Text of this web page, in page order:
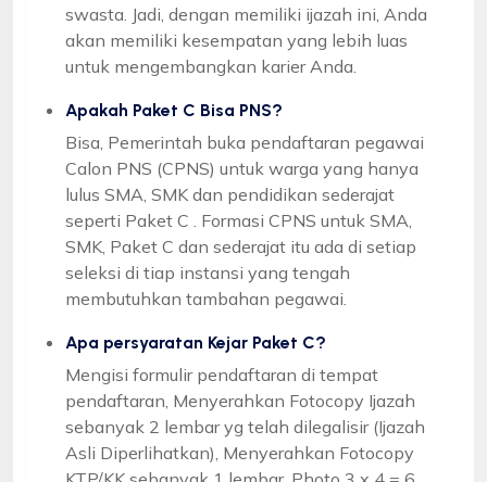
swasta. Jadi, dengan memiliki ijazah ini, Anda
akan memiliki kesempatan yang lebih luas
untuk mengembangkan karier Anda.
Apakah Paket C Bisa PNS?
Bisa, Pemerintah buka pendaftaran pegawai
Calon PNS (CPNS) untuk warga yang hanya
lulus SMA, SMK dan pendidikan sederajat
seperti Paket C . Formasi CPNS untuk SMA,
SMK, Paket C dan sederajat itu ada di setiap
seleksi di tiap instansi yang tengah
membutuhkan tambahan pegawai.
Apa persyaratan Kejar Paket C?
Mengisi formulir pendaftaran di tempat
pendaftaran, Menyerahkan Fotocopy Ijazah
sebanyak 2 lembar yg telah dilegalisir (Ijazah
Asli Diperlihatkan), Menyerahkan Fotocopy